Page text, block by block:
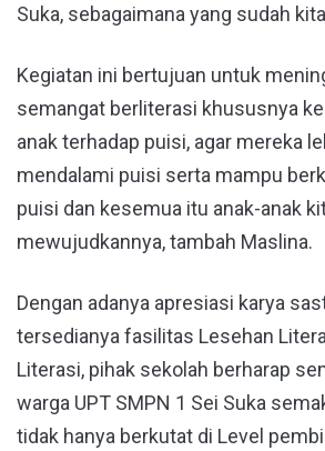
Suka, sebagaimana yang sudah
Kegiatan ini bertujuan untuk
semangat berliterasi khususnya
anak terhadap puisi, agar mereka
mendalami puisi serta mampu
puisi dan kesemua itu anak-anak
mewujudkannya, tambah Maslina.
Dengan adanya apresiasi karya
tersedianya fasilitas Lesehan
Literasi, pihak sekolah berharap
warga UPT SMPN 1 Sei Suka
tidak hanya berkutat di Level